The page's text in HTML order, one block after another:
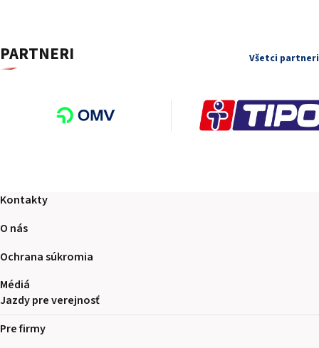
PARTNERI Všetci partneri
Kontakty
O nás
Ochrana súkromia
Médiá
Jazdy pre verejnosť
Pre firmy